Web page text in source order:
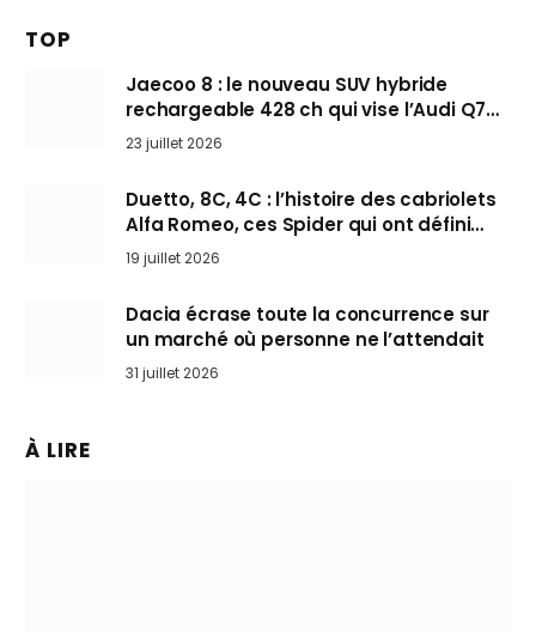
TOP
Jaecoo 8 : le nouveau SUV hybride
rechargeable 428 ch qui vise l’Audi Q7
arrive en Europe cet automne
23 juillet 2026
Duetto, 8C, 4C : l’histoire des cabriolets
Alfa Romeo, ces Spider qui ont défini
l’art de rouler cheveux au vent
19 juillet 2026
Dacia écrase toute la concurrence sur
un marché où personne ne l’attendait
31 juillet 2026
À LIRE